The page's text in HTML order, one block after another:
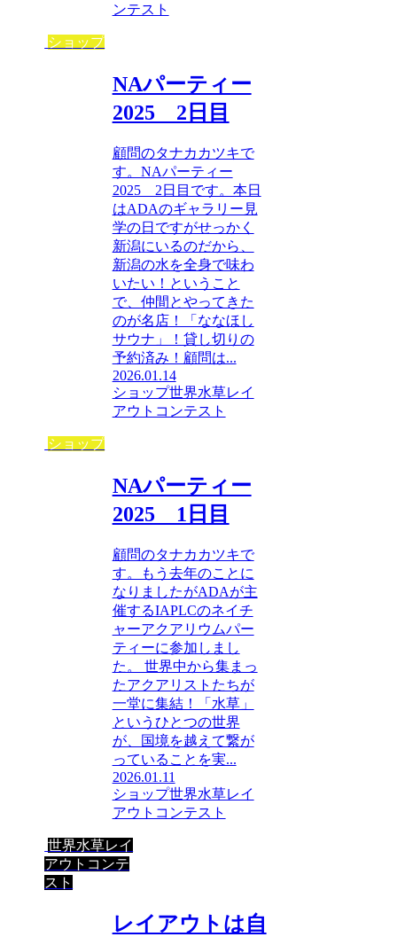
ンテスト
ショップ
NAパーティー
2025 2日目
顧問のタナカカツキで
す。NAパーティー
2025 2日目です。本日
はADAのギャラリー見
学の日ですがせっかく
新潟にいるのだから、
新潟の水を全身で味わ
いたい！ということ
で、仲間とやってきた
のが名店！「ななほし
サウナ」！貸し切りの
予約済み！顧問は...
2026.01.14
ショップ世界水草レイ
アウトコンテスト
ショップ
NAパーティー
2025 1日目
顧問のタナカカツキで
す。もう去年のことに
なりましたがADAが主
催するIAPLCのネイチ
ャーアクアリウムパー
ティーに参加しまし
た。 世界中から集まっ
たアクアリストたちが
一堂に集結！「水草」
というひとつの世界
が、国境を越えて繋が
っていることを実...
2026.01.11
ショップ世界水草レイ
アウトコンテスト
世界水草レイ
アウトコンテ
スト
レイアウトは自